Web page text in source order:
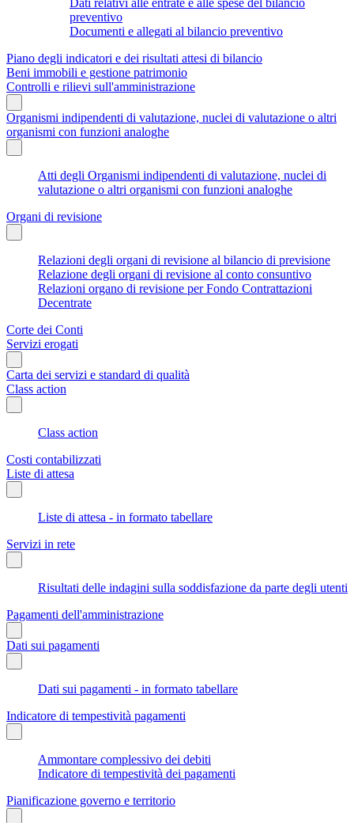
preventivo
Documenti e allegati al bilancio preventivo
Piano degli indicatori e dei risultati attesi di bilancio
Beni immobili e gestione patrimonio
Controlli e rilievi sull'amministrazione
Organismi indipendenti di valutazione, nuclei di valutazione o altri
organismi con funzioni analoghe
Atti degli Organismi indipendenti di valutazione, nuclei di
valutazione o altri organismi con funzioni analoghe
Organi di revisione
Relazioni degli organi di revisione al bilancio di previsione
Relazione degli organi di revisione al conto consuntivo
Relazioni organo di revisione per Fondo Contrattazioni
Decentrate
Corte dei Conti
Servizi erogati
Carta dei servizi e standard di qualità
Class action
Class action
Costi contabilizzati
Liste di attesa
Liste di attesa - in formato tabellare
Servizi in rete
Risultati delle indagini sulla soddisfazione da parte degli utenti
Pagamenti dell'amministrazione
Dati sui pagamenti
Dati sui pagamenti - in formato tabellare
Indicatore di tempestività pagamenti
Ammontare complessivo dei debiti
Indicatore di tempestività dei pagamenti
Pianificazione governo e territorio